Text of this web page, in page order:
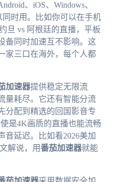
、iOS、Windows、
时用。比如你可以在手机
旦 vs 阿根廷的直播，平板
备同时加速互不影响。这
家三口在海外，每个人都
加速器提供稳定无限流
量耗尽。它还有智能分流
分配到精选的回国影音专
是4K画质的直播也能流畅
音延迟。比如看2026美加
解说，用番茄加速器就能